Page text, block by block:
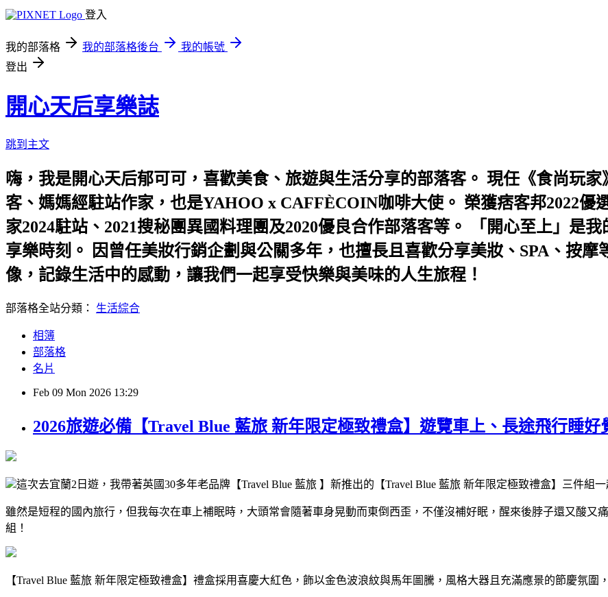
登入
我的部落格 我的部落格後台
我的帳號
登出
開心天后享樂誌
跳到主文
嗨，我是開心天后郁可可，喜歡美食、旅遊與生活分享的部落客。 現任《食尚玩
客、媽媽經駐站作家，也是YAHOO x CAFFÈCOIN咖啡大使。 榮獲痞客邦2022優
家2024駐站、2021搜秘團異國料理團及2020優良合作部落客等。 「開心至上」是
享樂時刻。 因曾任美妝行銷企劃與公關多年，也擅長且喜歡分享美妝、SPA、按
像，記錄生活中的感動，讓我們一起享受快樂與美味的人生旅程！
部落格全站分類： 生活綜合
相簿
部落格
名片
Feb 09 Mon 2026 13:29
2026旅遊必備【Travel Blue 藍旅 新年限定極致禮盒】遊覽車上、長途飛行睡好
這次去宜蘭2日遊，我帶著英國30多年老品牌【Travel Blue 藍旅 】新推出的【Travel Blue 藍旅 新年限定極致禮盒】三件組一
雖然是短程的國內旅行，但我每次在車上補眠時，大頭常會隨著車身晃動而東倒西歪，不僅沒補好眠，醒來後脖子還又酸又
組！
【Travel Blue 藍旅 新年限定極致禮盒】禮盒採用喜慶大紅色，飾以金色波浪紋與馬年圖騰，風格大器且充滿應景的節慶氛圍